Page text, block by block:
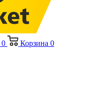
0 Корзина 0